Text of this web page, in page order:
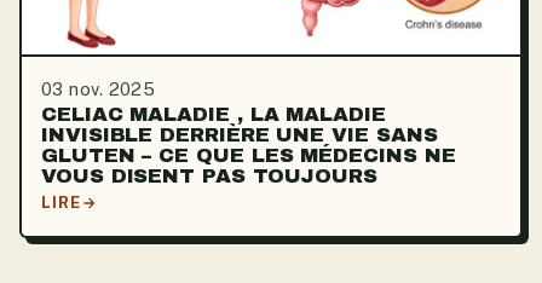
03 nov. 2025
CELIAC MALADIE , LA MALADIE
INVISIBLE DERRIÈRE UNE VIE SANS
GLUTEN – CE QUE LES MÉDECINS NE
VOUS DISENT PAS TOUJOURS
LIRE